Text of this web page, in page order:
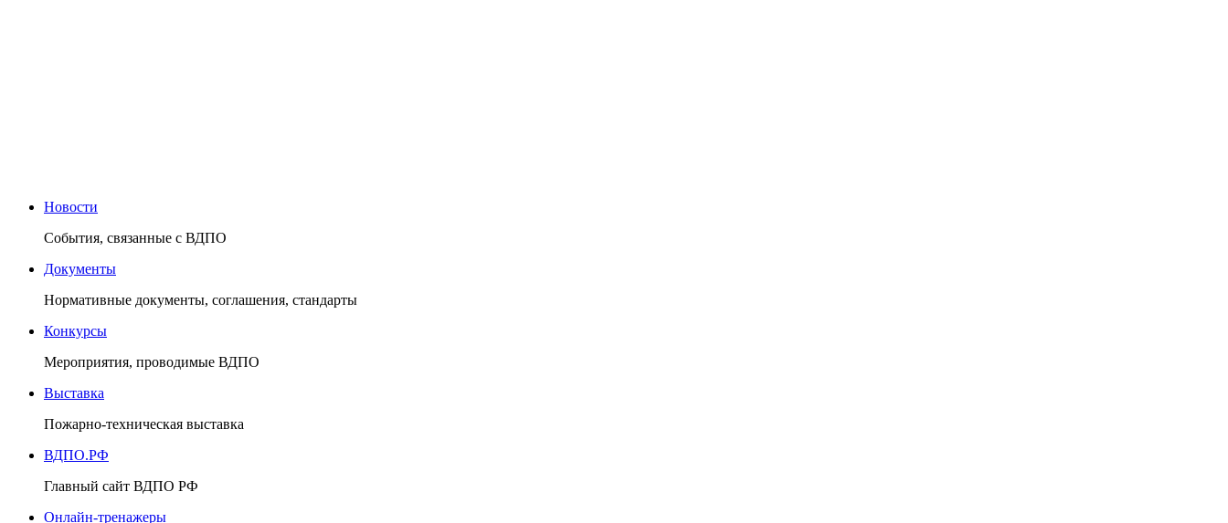
Новости
События, связанные с ВДПО
Документы
Нормативные документы, соглашения, стандарты
Конкурсы
Мероприятия, проводимые ВДПО
Выставка
Пожарно-техническая выставка
ВДПО.РФ
Главный сайт ВДПО РФ
Онлайн-тренажеры